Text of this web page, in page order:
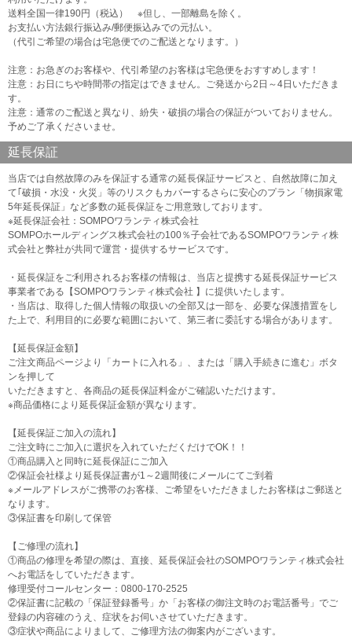
送料全国一律190円（税込） ※但し、一部離島を除く。
お支払い方法銀行振込み/郵便振込みでの元払い。
（代引ご希望の場合は宅急便でのご配送となります。）
注意：お急ぎのお客様や、代引希望のお客様は宅急便をおすすめします！
注意：お日にちや時間帯の指定はできません。ご発送から2日～4日いただきま
す。
注意：通常のご配送と異なり、紛失・破損の場合の保証がついておりません。
予めご了承くださいませ。
延長保証
当店では自然故障のみを保証する通常の延長保証サービスと、自然故障に加え
て｢破損・水没・火災」等のリスクもカバーするさらに安心のプラン「物損家電
5年延長保証」など多数の延長保証をご用意致しております。
※延長保証会社：SOMPOワランティ株式会社
SOMPOホールディングス株式会社の100％子会社であるSOMPOワランティ株
式会社と弊社が共同で運営・提供するサービスです。
・延長保証をご利用されるお客様の情報は、当店と提携する延長保証サービス
事業者である【SOMPOワランティ株式会社 】に提供いたします。
・当店は、取得した個人情報の取扱いの全部又は一部を、必要な保護措置をし
た上で、利用目的に必要な範囲において、第三者に委託する場合があります。
【延長保証金額】
ご注文商品ページより「カートに入れる」、または「購入手続きに進む」ボタ
ンを押して
いただきますと、各商品の延長保証料金がご確認いただけます。
※商品価格により延長保証金額が異なります。
【延長保証ご加入の流れ】
ご注文時にご加入に選択を入れていただくだけでOK！！
①商品購入と同時に延長保証にご加入
②保証会社様より延長保証書が1～2週間後にメールにてご到着
※メールアドレスがご携帯のお客様、ご希望をいただきましたお客様はご郵送と
なります。
③保証書を印刷して保管
【ご修理の流れ】
①商品の修理を希望の際は、直接、延長保証会社のSOMPOワランティ株式会社
へお電話をしていただきます。
修理受付コールセンター：0800-170-2525
②保証書に記載の「保証登録番号」か「お客様の御注文時のお電話番号」でご
登録の内容確のうえ、症状をお伺いさせていただきます。
③症状や商品によりまして、ご修理方法の御案内がございます。